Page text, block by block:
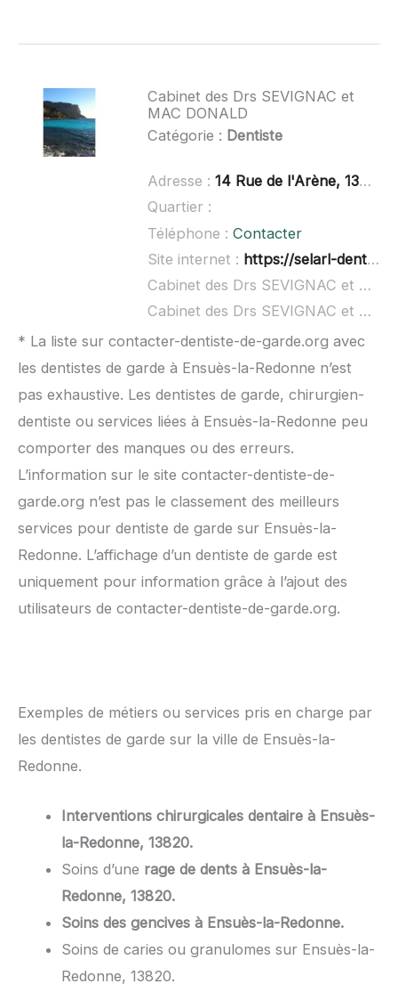
Cabinet des Drs SEVIGNAC et
MAC DONALD
Catégorie : Dentiste
Adresse : 14 Rue de l'Arène, 13260 Cassis
Quartier :
Téléphone : Contacter
Site internet : https://selarl-dentiste-dr-sevignac-xavier.chirurgiens-dentistes.fr/
Cabinet des Drs SEVIGNAC et MAC DONALD à domicile :
Cabinet des Drs SEVIGNAC et MAC DONALD ouvert dimanche :
* La liste sur contacter-dentiste-de-garde.org avec
les dentistes de garde à Ensuès-la-Redonne n’est
pas exhaustive. Les dentistes de garde, chirurgien-
dentiste ou services liées à Ensuès-la-Redonne peu
comporter des manques ou des erreurs.
L’information sur le site contacter-dentiste-de-
garde.org n’est pas le classement des meilleurs
services pour dentiste de garde sur Ensuès-la-
Redonne. L’affichage d’un dentiste de garde est
uniquement pour information grâce à l’ajout des
utilisateurs de contacter-dentiste-de-garde.org.
Exemples de métiers ou services pris en charge par
les dentistes de garde sur la ville de Ensuès-la-
Redonne.
Interventions chirurgicales dentaire à Ensuès-
la-Redonne, 13820.
Soins d’une rage de dents à Ensuès-la-
Redonne, 13820.
Soins des gencives à Ensuès-la-Redonne.
Soins de caries ou granulomes sur Ensuès-la-
Redonne, 13820.